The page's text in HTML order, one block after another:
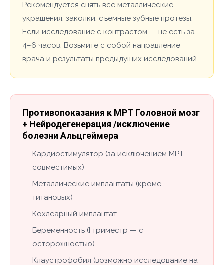
Рекомендуется снять все металлические
украшения, заколки, съемные зубные протезы.
Если исследование с контрастом — не есть за
4–6 часов. Возьмите с собой направление
врача и результаты предыдущих исследований.
Противопоказания к МРТ Головной мозг
+ Нейродегенерация /исключение
болезни Альцгеймера
Кардиостимулятор (за исключением МРТ-
совместимых)
Металлические имплантаты (кроме
титановых)
Кохлеарный имплантат
Беременность (I триместр — с
осторожностью)
Клаустрофобия (возможно исследование на